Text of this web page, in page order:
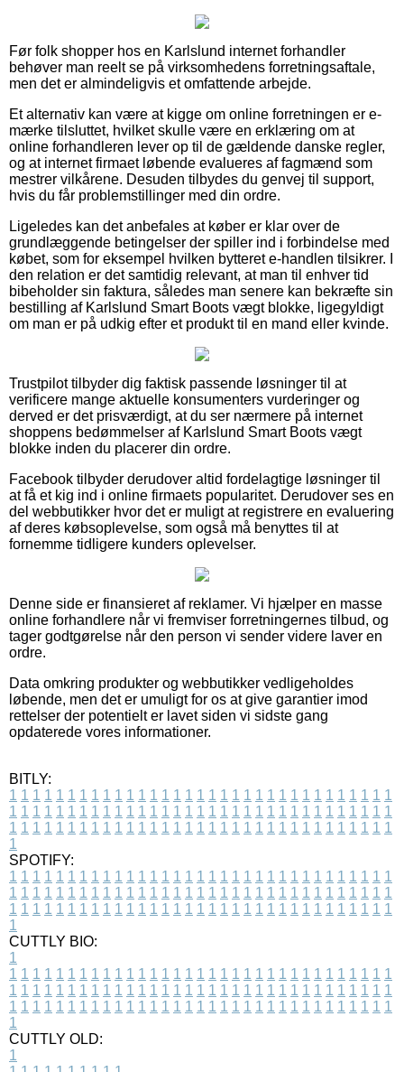
Før folk shopper hos en Karlslund internet forhandler
behøver man reelt se på virksomhedens forretningsaftale,
men det er almindeligvis et omfattende arbejde.
Et alternativ kan være at kigge om online forretningen er e-
mærke tilsluttet, hvilket skulle være en erklæring om at
online forhandleren lever op til de gældende danske regler,
og at internet firmaet løbende evalueres af fagmænd som
mestrer vilkårene. Desuden tilbydes du genvej til support,
hvis du får problemstillinger med din ordre.
Ligeledes kan det anbefales at køber er klar over de
grundlæggende betingelser der spiller ind i forbindelse med
købet, som for eksempel hvilken bytteret e-handlen tilsikrer. I
den relation er det samtidig relevant, at man til enhver tid
bibeholder sin faktura, således man senere kan bekræfte sin
bestilling af Karlslund Smart Boots vægt blokke, ligegyldigt
om man er på udkig efter et produkt til en mand eller kvinde.
Trustpilot tilbyder dig faktisk passende løsninger til at
verificere mange aktuelle konsumenters vurderinger og
derved er det prisværdigt, at du ser nærmere på internet
shoppens bedømmelser af Karlslund Smart Boots vægt
blokke inden du placerer din ordre.
Facebook tilbyder derudover altid fordelagtige løsninger til
at få et kig ind i online firmaets popularitet. Derudover ses en
del webbutikker hvor det er muligt at registrere en evaluering
af deres købsoplevelse, som også må benyttes til at
fornemme tidligere kunders oplevelser.
Denne side er finansieret af reklamer. Vi hjælper en masse
online forhandlere når vi fremviser forretningernes tilbud, og
tager godtgørelse når den person vi sender videre laver en
ordre.
Data omkring produkter og webbutikker vedligeholdes
løbende, men det er umuligt for os at give garantier imod
rettelser der potentielt er lavet siden vi sidste gang
opdaterede vores informationer.
BITLY:
1 1 1 1 1 1 1 1 1 1 1 1 1 1 1 1 1 1 1 1 1 1 1 1 1 1 1 1 1 1 1 1 1
1 1 1 1 1 1 1 1 1 1 1 1 1 1 1 1 1 1 1 1 1 1 1 1 1 1 1 1 1 1 1 1 1
1 1 1 1 1 1 1 1 1 1 1 1 1 1 1 1 1 1 1 1 1 1 1 1 1 1 1 1 1 1 1 1 1
1
SPOTIFY:
1 1 1 1 1 1 1 1 1 1 1 1 1 1 1 1 1 1 1 1 1 1 1 1 1 1 1 1 1 1 1 1 1
1 1 1 1 1 1 1 1 1 1 1 1 1 1 1 1 1 1 1 1 1 1 1 1 1 1 1 1 1 1 1 1 1
1 1 1 1 1 1 1 1 1 1 1 1 1 1 1 1 1 1 1 1 1 1 1 1 1 1 1 1 1 1 1 1 1
1
CUTTLY BIO:
1
1 1 1 1 1 1 1 1 1 1 1 1 1 1 1 1 1 1 1 1 1 1 1 1 1 1 1 1 1 1 1 1 1
1 1 1 1 1 1 1 1 1 1 1 1 1 1 1 1 1 1 1 1 1 1 1 1 1 1 1 1 1 1 1 1 1
1 1 1 1 1 1 1 1 1 1 1 1 1 1 1 1 1 1 1 1 1 1 1 1 1 1 1 1 1 1 1 1 1
1
CUTTLY OLD:
1